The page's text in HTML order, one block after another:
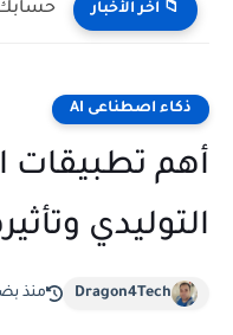
📁 آخر الأخبار
ذكاء اصطناعى AI
أهم تطبيقات
التوليدي
Dragon4Tech منذ